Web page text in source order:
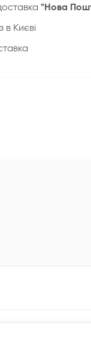
"Нова
в Києві